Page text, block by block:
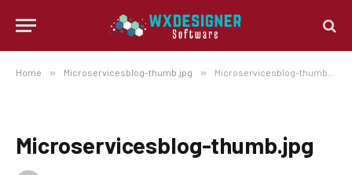
Home » Microservicesblog-thumb.jpg » Microservicesblog-thumb.jpg
Microservicesblog-thumb.jpg